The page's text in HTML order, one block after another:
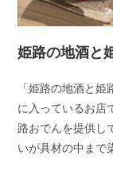
姫路の地酒と
「姫路の地酒と
に入っているお店
路おでんを提供し
いが具材の中まで